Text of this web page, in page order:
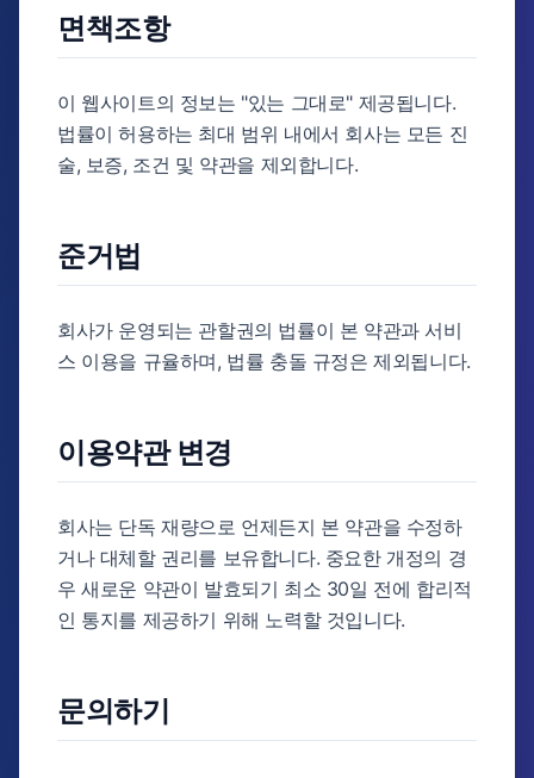
면책조항
이 웹사이트의 정보는 "있는 그대로" 제공됩니다.
법률이 허용하는 최대 범위 내에서 회사는 모든 진
술, 보증, 조건 및 약관을 제외합니다.
준거법
회사가 운영되는 관할권의 법률이 본 약관과 서비
스 이용을 규율하며, 법률 충돌 규정은 제외됩니다.
이용약관 변경
회사는 단독 재량으로 언제든지 본 약관을 수정하
거나 대체할 권리를 보유합니다. 중요한 개정의 경
우 새로운 약관이 발효되기 최소 30일 전에 합리적
인 통지를 제공하기 위해 노력할 것입니다.
문의하기